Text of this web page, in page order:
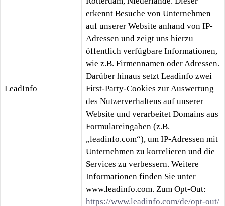
LeadInfo
erkennt Besuche von Unternehmen
auf unserer Website anhand von IP-
Adressen und zeigt uns hierzu
öffentlich verfügbare Informationen,
wie z.B. Firmennamen oder Adressen.
Darüber hinaus setzt Leadinfo zwei
First-Party-Cookies zur Auswertung
des Nutzerverhaltens auf unserer
Website und verarbeitet Domains aus
Formulareingaben (z.B.
„leadinfo.com“), um IP-Adressen mit
Unternehmen zu korrelieren und die
Services zu verbessern. Weitere
Informationen finden Sie unter
www.leadinfo.com. Zum Opt-Out:
https://www.leadinfo.com/de/opt-out/